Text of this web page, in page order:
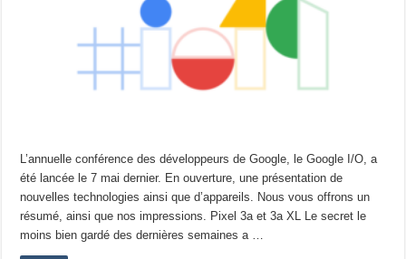
L’annuelle conférence des développeurs de Google, le Google I/O, a
été lancée le 7 mai dernier. En ouverture, une présentation de
nouvelles technologies ainsi que d’appareils. Nous vous offrons un
résumé, ainsi que nos impressions. Pixel 3a et 3a XL Le secret le
moins bien gardé des dernières semaines a …